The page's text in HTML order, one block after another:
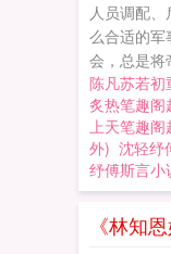
人员调配
么合适的军
会，总是将
陈凡苏若初
炙热笔趣阁
上天笔趣阁
外) 沈轻纾
纾傅斯言小
《林知